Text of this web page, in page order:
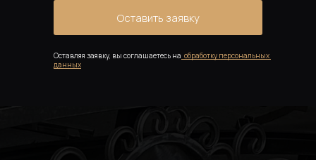
Оставить заявку
Оставляя заявку, вы соглашаетесь на обработку персональных
данных